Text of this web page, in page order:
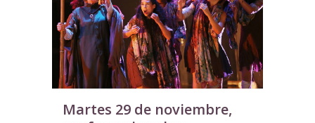
Martes 29 de noviembre,